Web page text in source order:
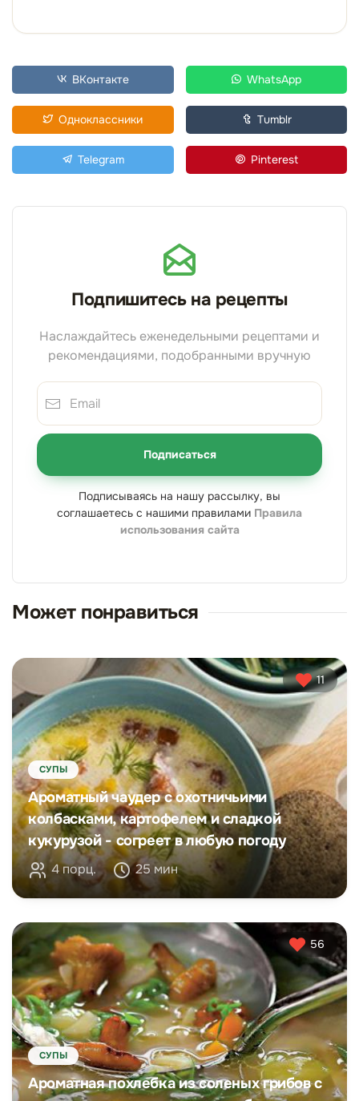
ВКонтакте WhatsApp
Одноклассники Tumblr
Telegram Pinterest
Подпишитесь на рецепты
Наслаждайтесь еженедельными рецептами и
рекомендациями, подобранными вручную
Подписаться
Подписываясь на нашу рассылку, вы
соглашаетесь с нашими правилами Правила
использования сайта
Может понравиться
11
СУПЫ
Ароматный чаудер с охотничьими
колбасками, картофелем и сладкой
кукурузой - согреет в любую погоду
4 порц. 25 мин
56
СУПЫ
Ароматная похлебка из соленых грибов с